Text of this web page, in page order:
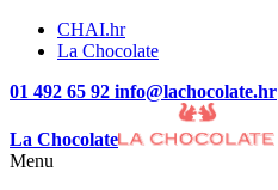
CHAI.hr
La Chocolate
01 492 65 92 info@lachocolate.hr
La Chocolate
Menu